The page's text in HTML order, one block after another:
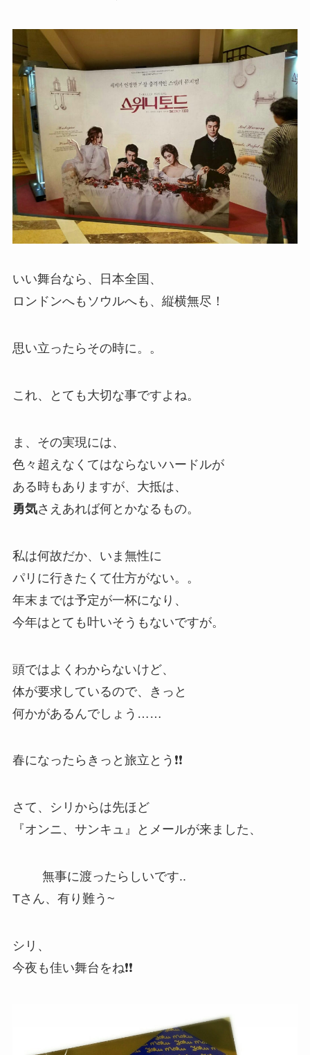
いい舞台なら、日本全国、
ロンドンへもソウルへも、縦横無尽！
思い立ったらその時に。。
これ、とても大切な事ですよね。
ま、その実現には、
色々超えなくてはならないハードルが
ある時もありますが、大抵は、
勇気さえあれば何とかなるもの。
私は何故だか、いま無性に
パリに行きたくて仕方がない。。
年末までは予定が一杯になり、
今年はとても叶いそうもないですが。
頭ではよくわからないけど、
体が要求しているので、きっと
何かがあるんでしょう……
春になったらきっと旅立とう❗❗
さて、シリからは先ほど
『オンニ、サンキュ』とメールが来ました、
無事に渡ったらしいです..
Tさん、有り難う~
シリ、
今夜も佳い舞台をね❗❗